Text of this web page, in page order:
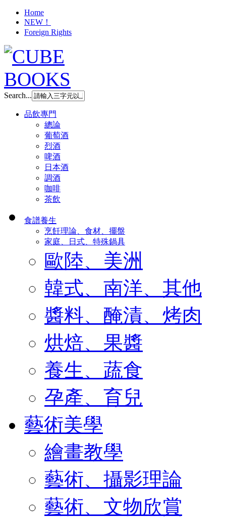
Home
NEW！
Foreign Rights
Search...
品飲專門
總論
葡萄酒
烈酒
啤酒
日本酒
調酒
咖啡
茶飲
食譜養生
烹飪理論、食材、擺盤
家庭、日式、特殊鍋具
歐陸、美洲
韓式、南洋、其他
醬料、醃漬、烤肉
烘焙、果醬
養生、蔬食
孕產、育兒
藝術美學
繪畫教學
藝術、攝影理論
藝術、文物欣賞